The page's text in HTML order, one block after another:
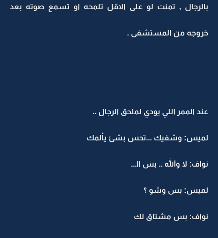
بالرجال , تمنت لو على الاقل تلمحه او تسمع صوته بعد
خروجه من المستشفى .
عند الممر اللي يودي لملحق الرجال ..
لميس: وشفيك ...تحس بشئ يألمك
نواف: لا والله .. بس اا...
لميس: بس وشو ؟
نواف: بس مشتاق لك